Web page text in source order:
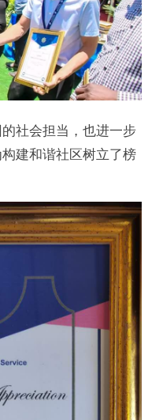
社会担当，也进一步
建和谐社区树立了榜